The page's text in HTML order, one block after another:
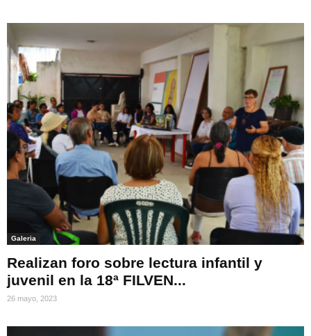
Galeria
Realizan foro sobre lectura infantil y
juvenil en la 18ª FILVEN...
26 mayo, 2023